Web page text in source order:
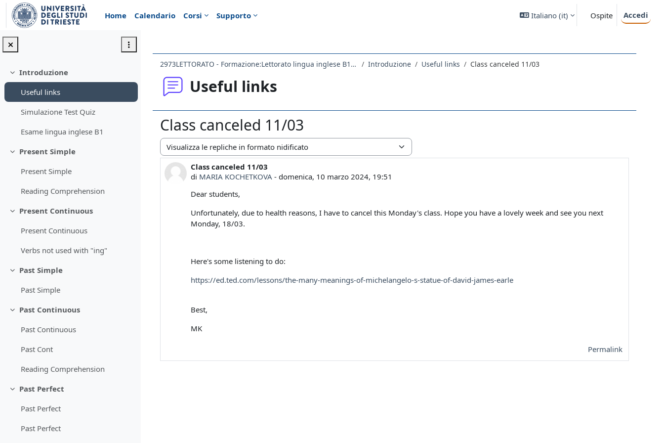
Vai al contenuto principale
Home
Calendario Corsi Supporto Italiano ‎(it)‎ Ospite Accedi
Minimizza
Introduzione
Useful links
Simulazione Test Quiz
Esame lingua inglese B1
Minimizza
Present Simple
Present Simple
Reading Comprehension
Minimizza
Present Continuous
Present Continuous
Verbs not used with "ing"
Minimizza
Past Simple
Past Simple
Minimizza
Past Continuous
Past Continuous
Past Cont
Reading Comprehension
Minimizza
Past Perfect
Past Perfect
Past Perfect
2973LETTORATO - Formazione:Lettorato lingua inglese B1 2023 Introduzione Useful links Class canceled 11/03
Useful links
Class canceled 11/03
Modalità visualizzazione
Class canceled 11/03
di MARIA KOCHETKOVA - domenica, 10 marzo 2024, 19:51
Numero di risposte: 0
Dear students,
Unfortunately, due to health reasons, I have to cancel this Monday's class. Hope you have a lovely week and see you next
Monday, 18/03.
Here's some listening to do:
https://ed.ted.com/lessons/the-many-meanings-of-michelangelo-s-statue-of-david-james-earle
Best,
MK
Permalink